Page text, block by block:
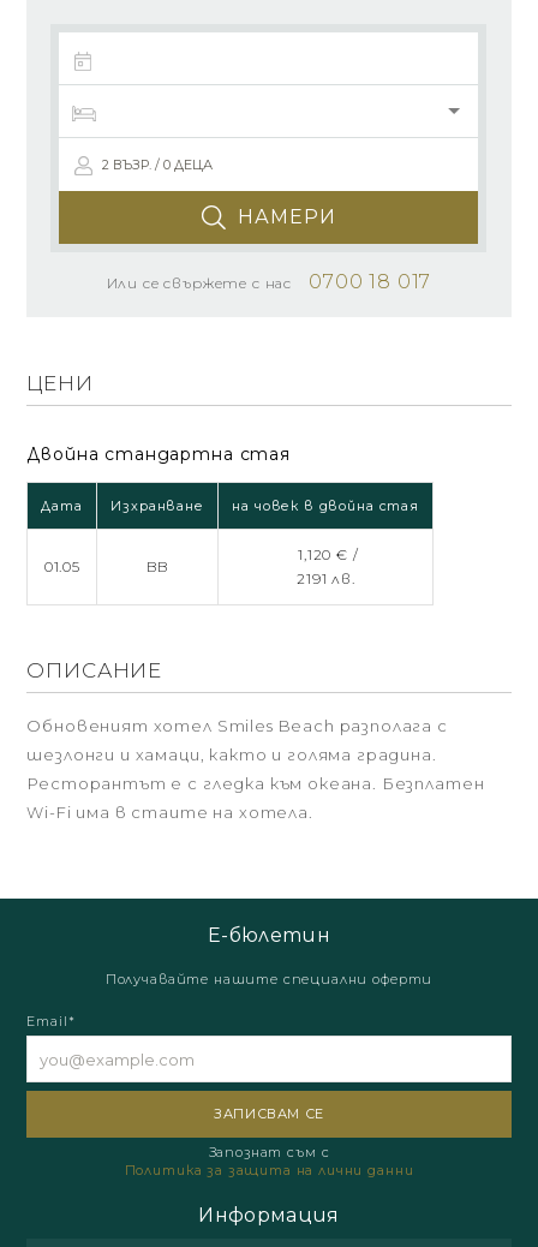
2 ВЪЗР. / 0 ДЕЦА
НАМЕРИ
Или се свържете с нас 0700 18 017
ЦЕНИ
Двойна стандартна стая
Дата Изхранване на човек в двойна стая
01.05 BB
1,120 € /
2191 лв.
ОПИСАНИЕ
Обновеният хотел Smiles Beach разполага с
шезлонги и хамаци, както и голяма градина.
Ресторантът е с гледка към океана. Безплатен
Wi-Fi има в стаите на хотела.
Е-бюлетин
Получавайте нашите специални оферти
Email*
Запознат съм с
Политика за защита на лични данни
Информация